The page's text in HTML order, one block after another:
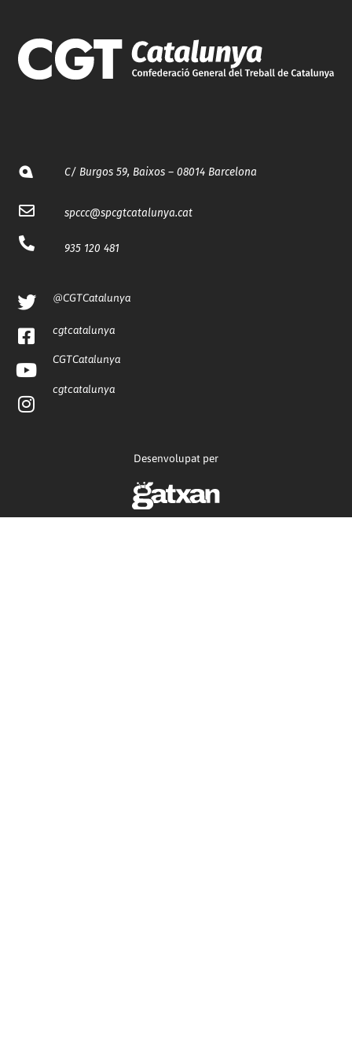
C/ Burgos 59, Baixos – 08014 Barcelona
spccc@spcgtcatalunya.cat
935 120 481
@CGTCatalunya
cgtcatalunya
CGTCatalunya
cgtcatalunya
Desenvolupat per